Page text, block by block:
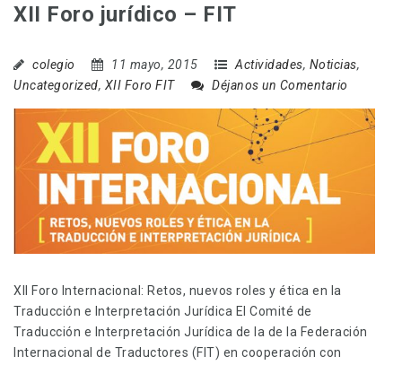
XII Foro jurídico – FIT
colegio 11 mayo, 2015 Actividades, Noticias,
Uncategorized, XII Foro FIT Déjanos un Comentario
XII Foro Internacional: Retos, nuevos roles y ética en la
Traducción e Interpretación Jurídica El Comité de
Traducción e Interpretación Jurídica de la de la Federación
Internacional de Traductores (FIT) en cooperación con